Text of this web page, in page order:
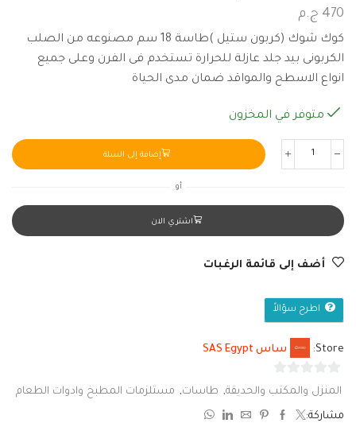
470 ج.م
كوك شوك (كربون ستيل )طاسة 18 سم مصنوعه من الصلب
الكربونى بيد جلد عازلة للحرارة تستخدم فى الفرن وعلى جميع
انواع الاسطح والمواقد ضمان مدى الحياة
متوفر في المخزون
إضافة إلى السلة
أو
اشتري الان
أضف إلى قائمة الرغبات
اطرح سؤالاً
Store: ساس SAS Egypt
المنزل والمكتب والحديقة, طاسات, مستلزمات المطبخ وادوات الطعام
مشاركة: